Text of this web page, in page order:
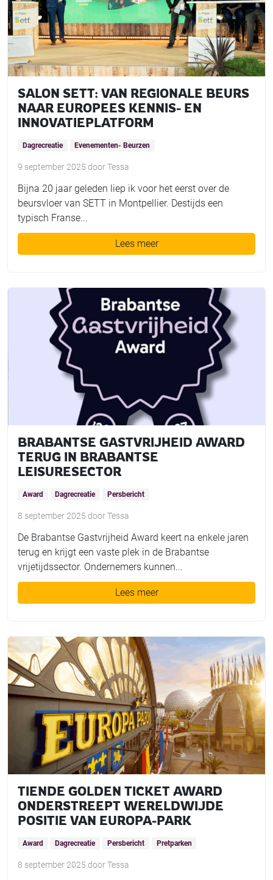
SALON SETT: VAN REGIONALE BEURS
NAAR EUROPEES KENNIS- EN
INNOVATIEPLATFORM
Dagrecreatie Evenementen- Beurzen
9 september 2025 doorTessa
Bijna 20 jaar geleden liep ik voor het eerst over de
beursvloer van SETT in Montpellier. Destijds een
typisch Franse...
Lees meer
BRABANTSE GASTVRIJHEID AWARD
TERUG IN BRABANTSE
LEISURESECTOR
Award Dagrecreatie Persbericht
8 september 2025 doorTessa
De Brabantse Gastvrijheid Award keert na enkele jaren
terug en krijgt een vaste plek in de Brabantse
vrijetijdssector. Ondernemers kunnen...
Lees meer
TIENDE GOLDEN TICKET AWARD
ONDERSTREEPT WERELDWIJDE
POSITIE VAN EUROPA-PARK
Award Dagrecreatie Persbericht Pretparken
8 september 2025 doorTessa